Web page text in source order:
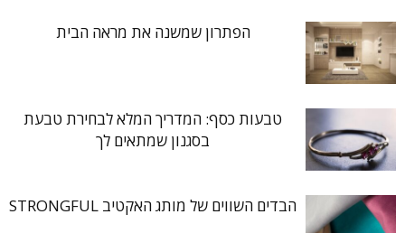
הפתרון שמשנה את מראה הבית
טבעות כסף: המדריך המלא לבחירת טבעת
בסגנון שמתאים לך
הבדים השווים של מותג האקטיב STRONGFUL